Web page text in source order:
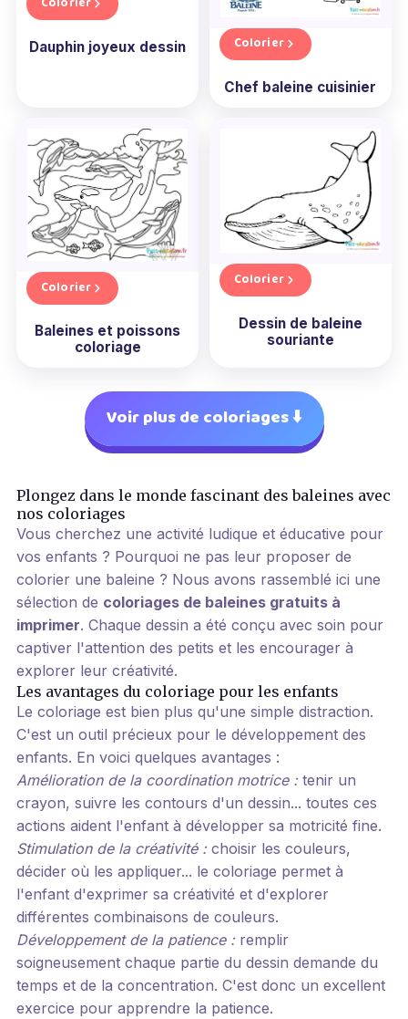
Dauphin joyeux dessin Colorier
Chef baleine cuisinier
Colorier
Baleines et poissons
coloriage
Colorier
Dessin de baleine
souriante
Voir plus de coloriages ⬇️
Plongez dans le monde fascinant des baleines avec
nos coloriages
Vous cherchez une activité ludique et éducative pour
vos enfants ? Pourquoi ne pas leur proposer de
colorier une baleine ? Nous avons rassemblé ici une
sélection de coloriages de baleines gratuits à
imprimer. Chaque dessin a été conçu avec soin pour
captiver l'attention des petits et les encourager à
explorer leur créativité.
Les avantages du coloriage pour les enfants
Le coloriage est bien plus qu'une simple distraction.
C'est un outil précieux pour le développement des
enfants. En voici quelques avantages :
Amélioration de la coordination motrice :tenir un
crayon, suivre les contours d'un dessin... toutes ces
actions aident l'enfant à développer sa motricité fine.
Stimulation de la créativité :choisir les couleurs,
décider où les appliquer... le coloriage permet à
l'enfant d'exprimer sa créativité et d'explorer
différentes combinaisons de couleurs.
Développement de la patience :remplir
soigneusement chaque partie du dessin demande du
temps et de la concentration. C'est donc un excellent
exercice pour apprendre la patience.